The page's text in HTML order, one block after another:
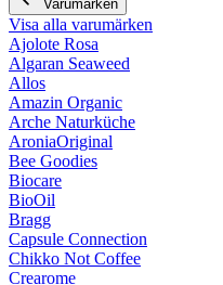
Varumärken
Visa alla varumärken
Ajolote Rosa
Algaran Seaweed
Allos
Amazin Organic
Arche Naturküche
AroniaOriginal
Bee Goodies
Biocare
BioOil
Bragg
Capsule Connection
Chikko Not Coffee
Crearome